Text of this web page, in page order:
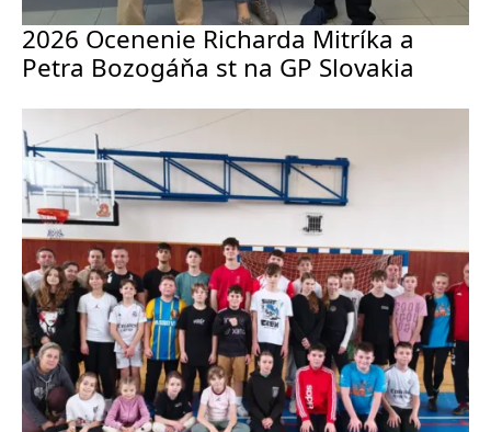
2026 Ocenenie Richarda Mitríka a
Petra Bozogáňa st na GP Slovakia